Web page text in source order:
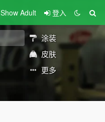
Show Adult 登入
涂装
皮肤
更多